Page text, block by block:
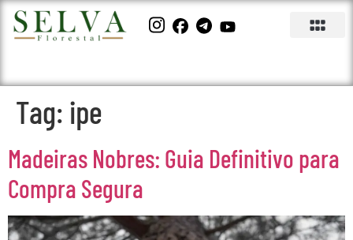
Tag: ipe
Madeiras Nobres: Guia Definitivo para
Compra Segura